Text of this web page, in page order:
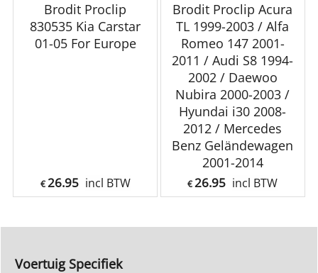
Brodit Proclip
830535 Kia Carstar
01-05 For Europe
€ 26.95 incl BTW
Brodit Proclip Acura
TL 1999-2003 / Alfa
Romeo 147 2001-
2011 / Audi S8 1994-
2002 / Daewoo
Nubira 2000-2003 /
Hyundai i30 2008-
2012 / Mercedes
Benz Geländewagen
2001-2014
€ 26.95 incl BTW
Voertuig Specifiek